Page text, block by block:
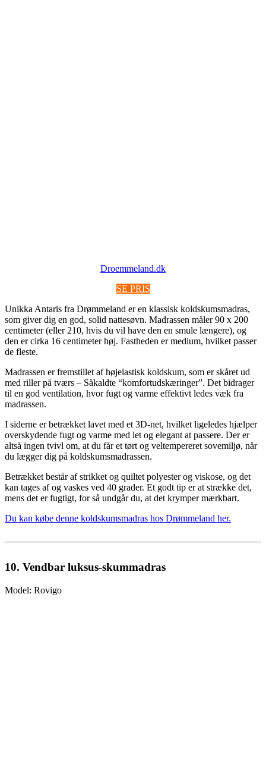
Droemmeland.dk
SE PRIS
Unikka Antaris fra Drømmeland er en klassisk koldskumsmadras,
som giver dig en god, solid nattesøvn. Madrassen måler 90 x 200
centimeter (eller 210, hvis du vil have den en smule længere), og
den er cirka 16 centimeter høj. Fastheden er medium, hvilket passer
de fleste.
Madrassen er fremstillet af højelastisk koldskum, som er skåret ud
med riller på tværs – Såkaldte “komfortudskæringer”. Det bidrager
til en god ventilation, hvor fugt og varme effektivt ledes væk fra
madrassen.
I siderne er betrækket lavet med et 3D-net, hvilket ligeledes hjælper
overskydende fugt og varme med let og elegant at passere. Der er
altså ingen tvivl om, at du får et tørt og veltempereret sovemiljø, når
du lægger dig på koldskumsmadrassen.
Betrækket består af strikket og quiltet polyester og viskose, og det
kan tages af og vaskes ved 40 grader. Et godt tip er at strække det,
mens det er fugtigt, for så undgår du, at det krymper mærkbart.
Du kan købe denne koldskumsmadras hos Drømmeland her.
10. Vendbar luksus-skummadras
Model: Rovigo